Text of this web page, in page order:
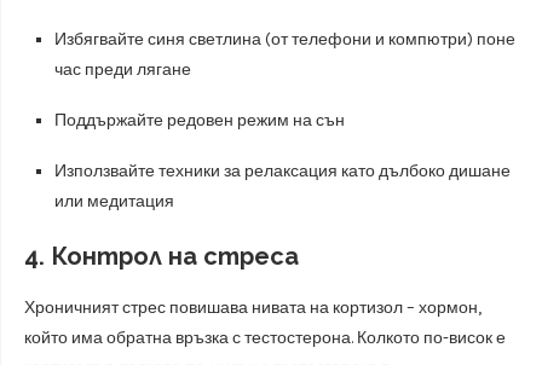
Избягвайте синя светлина (от телефони и компютри) поне
час преди лягане
Поддържайте редовен режим на сън
Използвайте техники за релаксация като дълбоко дишане
или медитация
4. Контрол на стреса
Хроничният стрес повишава нивата на кортизол – хормон,
който има обратна връзка с тестостерона. Колкото по-висок е